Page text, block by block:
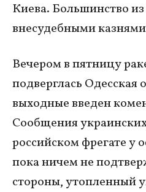
Киева. Большинство
внесудебными
Вечером в пятницу
подверглась Одесская
выходные введен
Сообщения
российском фрегате у
пока ничем не
стороны, утопленный